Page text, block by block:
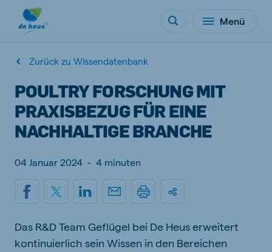
Menü
Zurück zu Wissendatenbank
POULTRY FORSCHUNG MIT
PRAXISBEZUG FÜR EINE
NACHHALTIGE BRANCHE
04 Januar 2024 - 4 minuten
Das R&D Team Geflügel bei De Heus erweitert
kontinuierlich sein Wissen in den Bereichen